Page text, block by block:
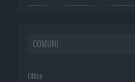
COMUNI
Olbia